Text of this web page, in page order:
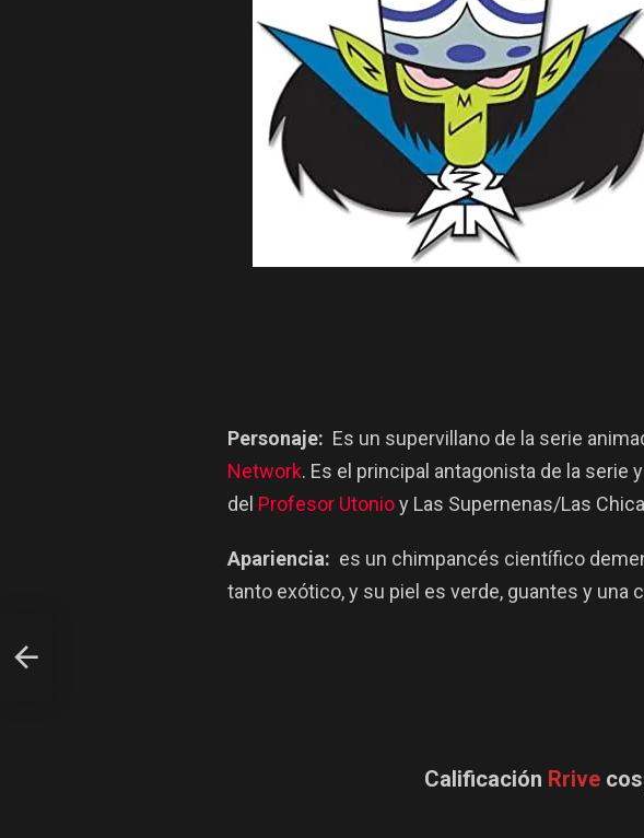
Personaje: Es un supervillano de la serie
Network. Es el principal antagonista de la serie
del Profesor Utonioy Las Supernenas/Las
Apariencia: es un chimpancés científico
tanto exótico, y su piel es verde, guantes y una
Calificación Rrive